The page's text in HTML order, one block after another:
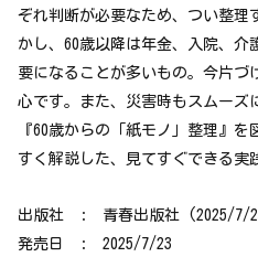
ぞれ判断が必要なため、つい整理
かし、60歳以降は年金、入院、介
要になることが多いもの。今片づ
心です。また、災害時もスムーズ
『60歳からの「紙モノ」整理』
すく解説した、見てすぐできる実
出版社 ‏ : ‎ 青春出版社 (2025/7/
発売日 ‏ : ‎ 2025/7/23